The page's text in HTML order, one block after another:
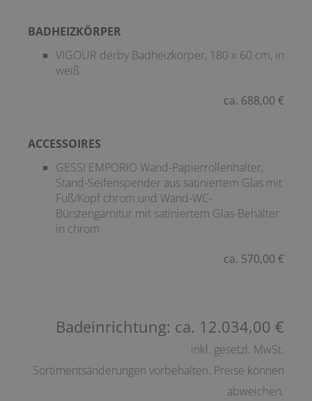
BADHEIZKÖRPER
VIGOUR derby Badheizkörper, 180 x 60 cm, in
weiß
ca. 688,00 €
ACCESSOIRES
GESSI EMPORIO Wand-Papierrollenhalter,
Stand-Seifenspender aus satiniertem Glas mit
Fuß/Kopf chrom und Wand-WC-
Bürstengarnitur mit satiniertem Glas-Behälter
in chrom
ca. 570,00 €
Badeinrichtung: ca. 12.034,00 €
inkl. gesetzl. MwSt.
Sortimentsänderungen vorbehalten. Preise können
abweichen.